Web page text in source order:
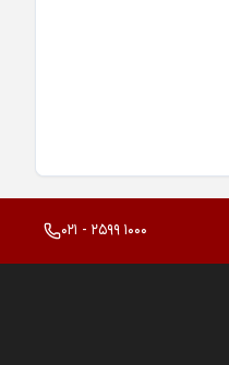
021 - 2599 1000